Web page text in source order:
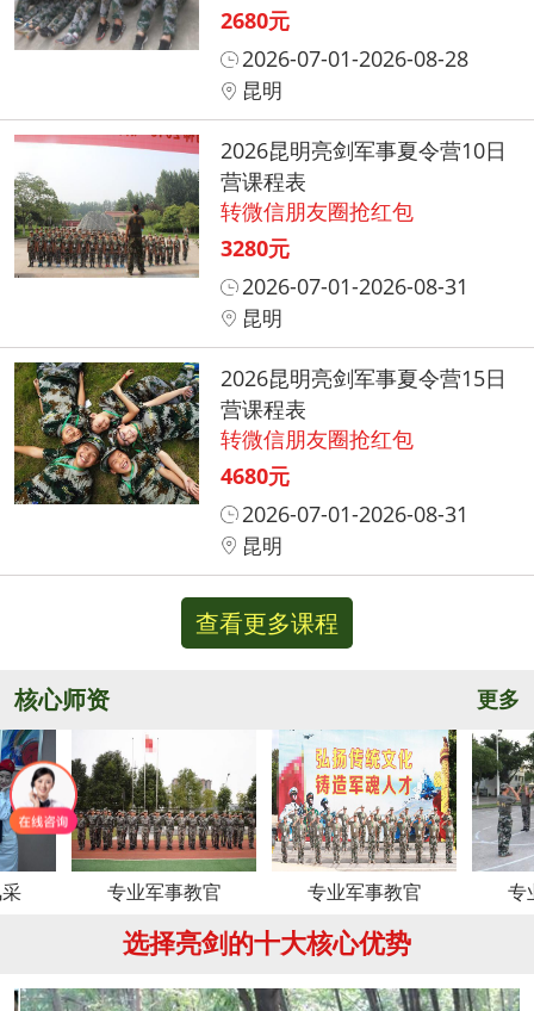
2680元
2026-07-01-2026-08-28
昆明
2026昆明亮剑军事夏令营10日
营课程表
转微信朋友圈抢红包
3280元
2026-07-01-2026-08-31
昆明
2026昆明亮剑军事夏令营15日
营课程表
转微信朋友圈抢红包
4680元
2026-07-01-2026-08-31
昆明
查看更多课程
核心师资 更多
专业军事教官 专业军事教官 专业军事
选择亮剑的十大核心优势